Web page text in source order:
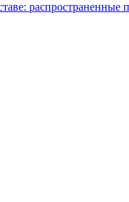
распространенные